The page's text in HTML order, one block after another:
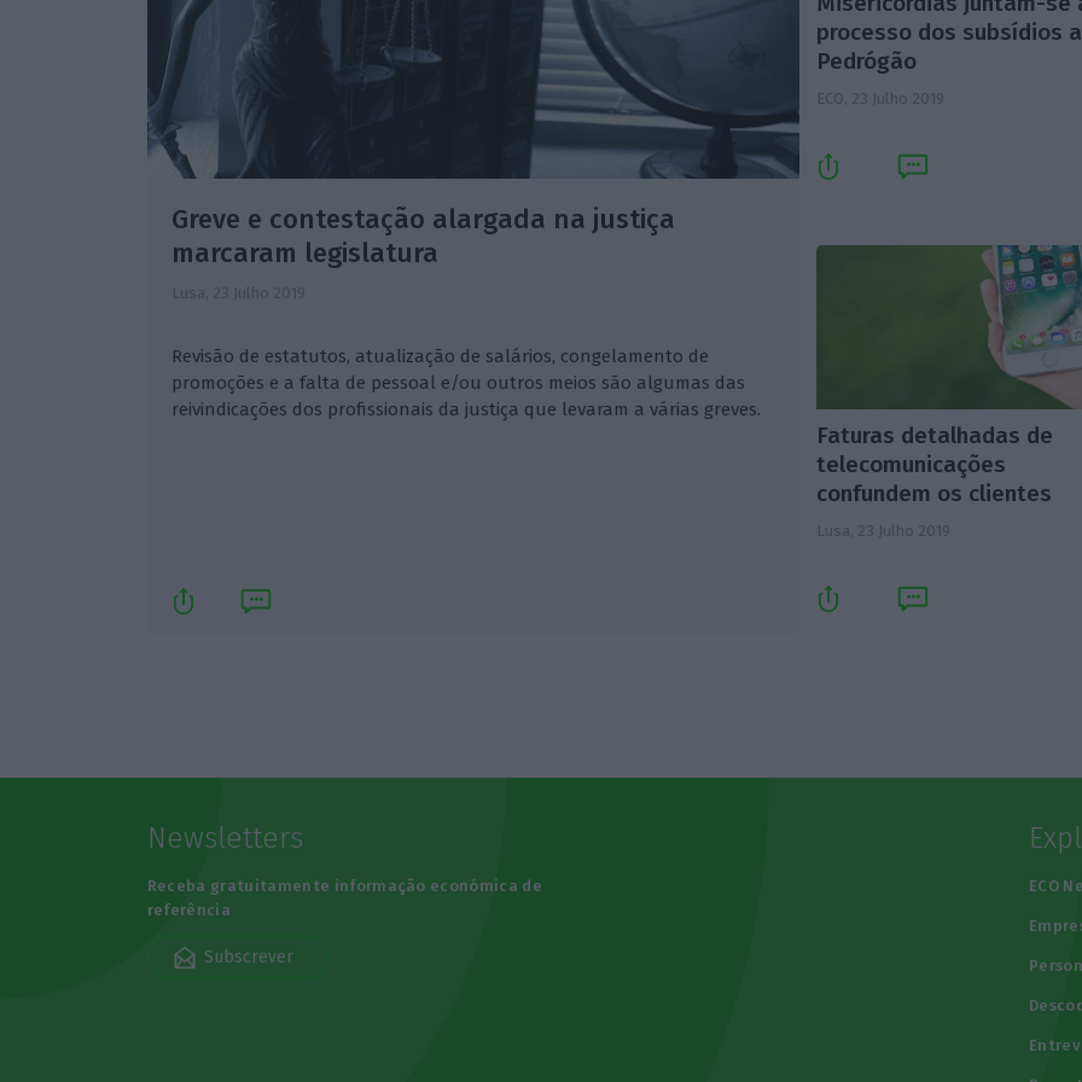
Greve e contestação alargada na justiça
marcaram legislatura
Lusa, 23 Julho 2019
Revisão de estatutos, atualização de salários, congelamento de
promoções e a falta de pessoal e/ou outros meios são algumas das
reivindicações dos profissionais da justiça que levaram a várias greves.
processo dos subsídios a
Pedrógão
ECO, 23 Julho 2019
Faturas detalhadas de
telecomunicações
confundem os clientes
Lusa, 23 Julho 2019
Newsletters
Receba gratuitamente informação económica de
referência
Subscrever
ECO